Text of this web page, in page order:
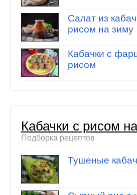
Салат из
рисом на зиму
Кабачки с
рисом
Кабачки с рисом
Подборка рецептов
Тушеные